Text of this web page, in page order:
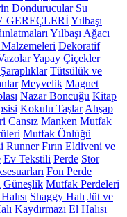
Dondurucular Su
GEREÇLERİYılbaşı
Yılbaşı Ağacı
Malzemeleri Dekoratif
Yapay Çiçekler
Şaraplıklar Tütsülük ve
Meyvelik Magnet
Nazar Boncuğu Kitap
Kokulu Taşlar Ahşap
Cansız Manken Mutfak
Mutfak Önlüğü
Runner Fırın Eldiveni ve
Ev Tekstili Perde Stor
Fon Perde
Güneşlik Mutfak Perdeleri
Shaggy Halı Jüt ve
Kaydırmazı El Halısı